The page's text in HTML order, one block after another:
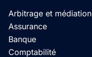
Arbitrage et médiation
Assurance
Banque
Comptabilité